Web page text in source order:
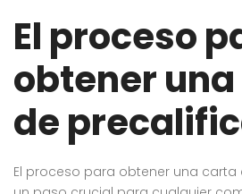
El proceso
obtener
de
El proceso para obtener una